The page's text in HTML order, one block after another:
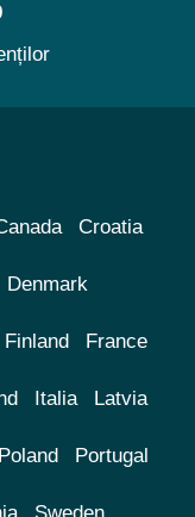
Croatia
Denmark
Finland France
Italia Latvia
Poland Portugal